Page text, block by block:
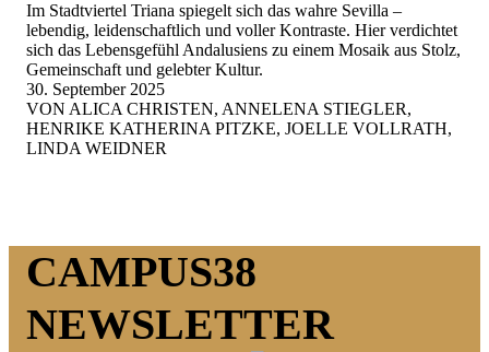
Im Stadtviertel Triana spiegelt sich das wahre Sevilla –
lebendig, leidenschaftlich und voller Kontraste. Hier verdichtet
sich das Lebensgefühl Andalusiens zu einem Mosaik aus Stolz,
Gemeinschaft und gelebter Kultur.
30. September 2025
VON ALICA CHRISTEN, ANNELENA STIEGLER,
HENRIKE KATHERINA PITZKE, JOELLE VOLLRATH,
LINDA WEIDNER
CAMPUS38
NEWSLETTER